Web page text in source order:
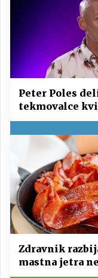
Peter Poles
tekmovalce
Zdravnik
mastna jetra
temveč zaradi